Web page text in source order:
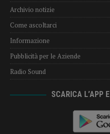
Archivio notizie
Come ascoltarci
Informazione
Pubblicità per le Aziende
Radio Sound
SCARICA L’APP